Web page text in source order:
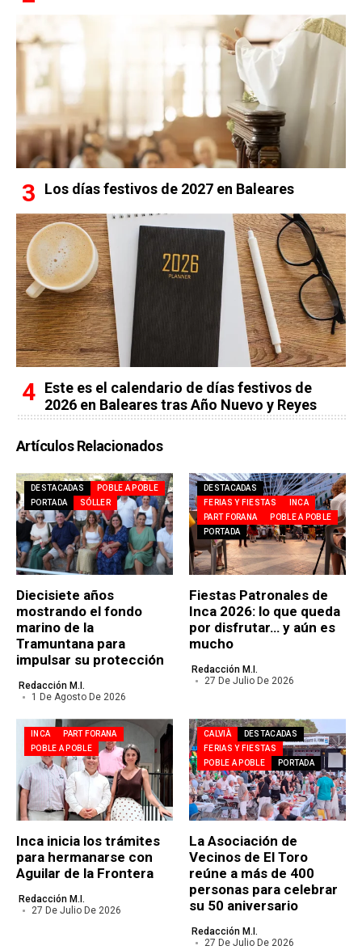
Los días festivos de 2027 en Baleares
Este es el calendario de días festivos de
2026 en Baleares tras Año Nuevo y Reyes
Artículos Relacionados
DESTACADAS
POBLE A POBLE
PORTADA
SÓLLER
Diecisiete años
mostrando el fondo
marino de la
Tramuntana para
impulsar su protección
Redacción M.I.
1 De Agosto De 2026
DESTACADAS
FERIAS Y FIESTAS
INCA
PART FORANA
POBLE A POBLE
PORTADA
Fiestas Patronales de
Inca 2026: lo que queda
por disfrutar… y aún es
mucho
Redacción M.I.
27 De Julio De 2026
INCA
PART FORANA
POBLE A POBLE
Inca inicia los trámites
para hermanarse con
Aguilar de la Frontera
Redacción M.I.
27 De Julio De 2026
CALVIÀ
DESTACADAS
FERIAS Y FIESTAS
POBLE A POBLE
PORTADA
La Asociación de
Vecinos de El Toro
reúne a más de 400
personas para celebrar
su 50 aniversario
Redacción M.I.
27 De Julio De 2026